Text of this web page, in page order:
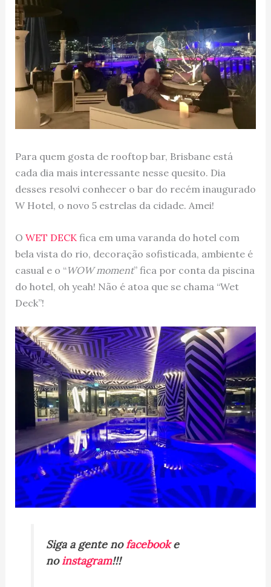
Para quem gosta de rooftop bar, Brisbane está
cada dia mais interessante nesse quesito. Dia
desses resolvi conhecer o bar do recém inaugurado
W Hotel, o novo 5 estrelas da cidade. Amei!
O WET DECKfica em uma varanda do hotel com
bela vista do rio, decoração sofisticada, ambiente é
casual e o “WOW moment” fica por conta da piscina
do hotel, oh yeah! Não é atoa que se chama “Wet
Deck”!
Siga a gente nofacebooke
noinstagram!!!